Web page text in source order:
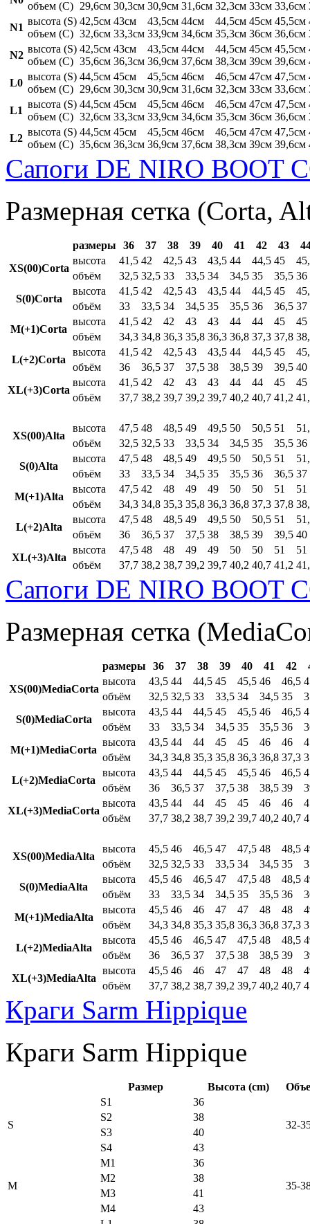
объем (C) 29,6см 30,3см 30,9см 31,6см 32,3см 33см 33,6см
N1
высота (S)
объем (C)
42,5см
32,6см
43см
33,3см
43,5см
33,9см
44см
34,6см
44,5см
35,3см
45см
36см
45,5см
36,6см
N2
высота (S)
объем (C)
42,5см
35,6см
43см
36,3см
43,5см
36,9см
44см
37,6см
44,5см
38,3см
45см
39см
45,5см
39,6см
L0
высота (S)
объем (C)
44,5см
29,6см
45см
30,3см
45,5см
30,9см
46см
31,6см
46,5см
32,3см
47см
33см
47,5см
33,6см
L1
высота (S)
объем (C)
44,5см
32,6см
45см
33,3см
45,5см
33,9см
46см
34,6см
46,5см
35,3см
47см
36см
47,5см
36,6см
L2
высота (S)
объем (C)
44,5см
35,6см
45см
36,3см
45,5см
36,9см
46см
37,6см
46,5см
38,3см
47см
39см
47,5см
39,6см
Сапоги DE NIRO BOOT
Размерная сетка (Corta,
размеры 36 37 38 39 40 41 42 43
XS(00)Corta
высота 41,5 42 42,5 43 43,5 44 44,5 45
объём
32,5 32,5 33 33,5 34 34,5 35 35,5 36
S(0)Corta
высота 41,5 42 42,5 43 43,5 44 44,5 45
объём
33 33,5 34 34,5 35 35,5 36 36,5 37
M(+1)Corta
высота 41,5 42 42 43 43 44 44 45
45
объём
34,3 34,8 36,3 35,8 36,3 36,8 37,3 37,8
L(+2)Corta
высота 41,5 42 42,5 43 43,5 44 44,5 45
объём
36 36,5 37 37,5 38 38,5 39 39,5 40
XL(+3)Corta
высота 41,5 42 42 43 43 44 44 45
45
объём
37,7 38,2 39,7 39,2 39,7 40,2 40,7 41,2
XS(00)Alta
высота 47,5 48 48,5 49 49,5 50 50,5 51
объём
32,5 32,5 33 33,5 34 34,5 35 35,5 36
S(0)Alta
высота 47,5 48 48,5 49 49,5 50 50,5 51
объём
33 33,5 34 34,5 35 35,5 36 36,5 37
M(+1)Alta
высота 47,5 42 48 49 49 50 50 51
51
объём
34,3 34,8 35,3 35,8 36,3 36,8 37,3 37,8
L(+2)Alta
высота 47,5 48 48,5 49 49,5 50 50,5 51
объём
36 36,5 37 37,5 38 38,5 39 39,5 40
XL(+3)Alta
высота 47,5 48 48 49 49 50 50 51
51
объём
37,7 38,2 38,7 39,2 39,7 40,2 40,7 41,2
Сапоги DE NIRO BOOT
Размерная сетка
размеры 36 37 38 39 40 41 42
XS(00)MediaCorta
высота 43,5 44 44,5 45 45,5 46 46,5
объём
32,5 32,5 33 33,5 34 34,5 35
S(0)MediaCorta
высота 43,5 44 44,5 45 45,5 46 46,5
объём
33 33,5 34 34,5 35 35,5 36
M(+1)MediaCorta
высота 43,5 44 44 45 45 46 46
объём
34,3 34,8 35,3 35,8 36,3 36,8 37,3
L(+2)MediaCorta
высота 43,5 44 44,5 45 45,5 46 46,5
объём
36 36,5 37 37,5 38 38,5 39
XL(+3)MediaCorta
высота 43,5 44 44 45 45 46 46
объём
37,7 38,2 38,7 39,2 39,7 40,2 40,7
XS(00)MediaAlta
высота 45,5 46 46,5 47 47,5 48 48,5
объём
32,5 32,5 33 33,5 34 34,5 35
S(0)MediaAlta
высота 45,5 46 46,5 47 47,5 48 48,5
объём
33 33,5 34 34,5 35 35,5 36
M(+1)MediaAlta
высота 45,5 46 46 47 47 48 48
объём
34,3 34,8 35,3 35,8 36,3 36,8 37,3
L(+2)MediaAlta
высота 45,5 46 46,5 47 47,5 48 48,5
объём
36 36,5 37 37,5 38 38,5 39
XL(+3)MediaAlta
высота 45,5 46 46 47 47 48 48
объём
37,7 38,2 38,7 39,2 39,7 40,2 40,7
Краги Sarm Hippique
Краги Sarm Hippique
Размер Высота (cm)
S
S1
36
32-
S2
38
S3
40
S4
43
M
M1
36
35-
M2
38
M3
41
M4
43